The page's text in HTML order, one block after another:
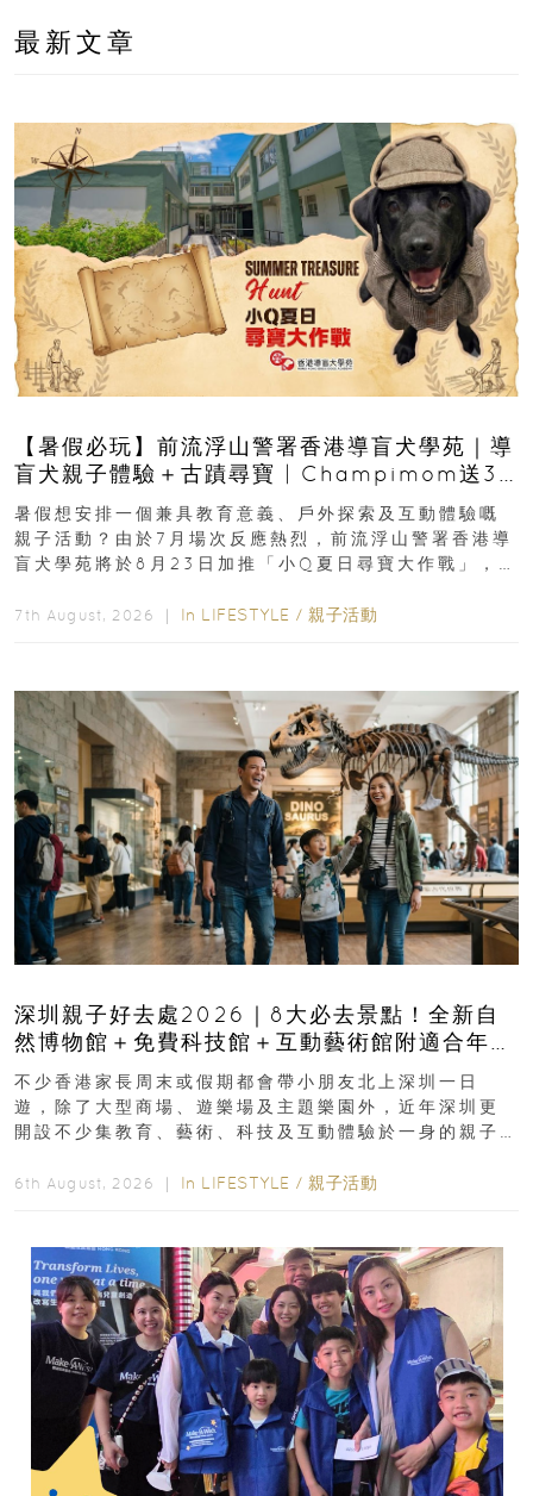
最新文章
【暑假必玩】前流浮山警署香港導盲犬學苑｜導
盲犬親子體驗＋古蹟尋寶 | Champimom送3
組免費名額
暑假想安排一個兼具教育意義、戶外探索及互動體驗嘅
親子活動？由於7月場次反應熱烈，前流浮山警署香港導
盲犬學苑將於8月23日加推「小Q夏日尋寶大作戰」，家
7th August, 2026 ｜ In LIFESTYLE / 親子活動
深圳親子好去處2026｜8大必去景點！全新自
然博物館＋免費科技館＋互動藝術館附適合年
齡、交通、門票、開放時間
不少香港家長周末或假期都會帶小朋友北上深圳一日
遊，除了大型商場、遊樂場及主題樂園外，近年深圳更
開設不少集教育、藝術、科技及互動體驗於一身的親子
6th August, 2026 ｜ In LIFESTYLE / 親子活動